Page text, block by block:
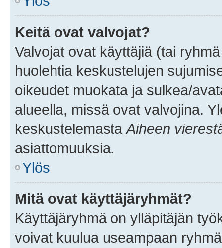
Keitä ovat valvojat?
Valvojat ovat käyttäjiä (tai
huolehtia keskustelujen
oikeudet muokata ja sulkea/
alueella, missä ovat valvojina.
keskustelemasta Aiheen
asiattomuuksia.
Ylös
Mitä ovat käyttäjäryhmät?
Käyttäjäryhmä on ylläpitäjän
voivat kuulua useampaan